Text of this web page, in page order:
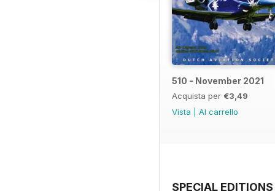
510 - November 2021
Acquista per €3,49
Vista
Al carrello
SPECIAL EDITIONS